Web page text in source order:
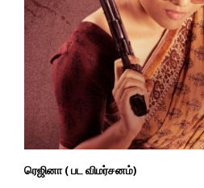
ரெஜினா ( பட விமர்சனம்)